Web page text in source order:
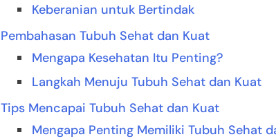
Keberanian untuk Bertindak
Pembahasan Tubuh Sehat dan Kuat
Mengapa Kesehatan Itu Penting?
Langkah Menuju Tubuh Sehat dan Kuat
Tips Mencapai Tubuh Sehat dan Kuat
Mengapa Penting Memiliki Tubuh Sehat